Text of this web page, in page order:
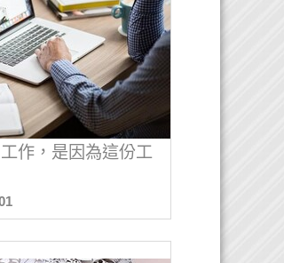
作，是因為這份工